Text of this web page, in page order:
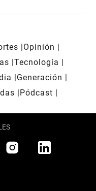
Opinión
Tecnología
Generación
Pódcast